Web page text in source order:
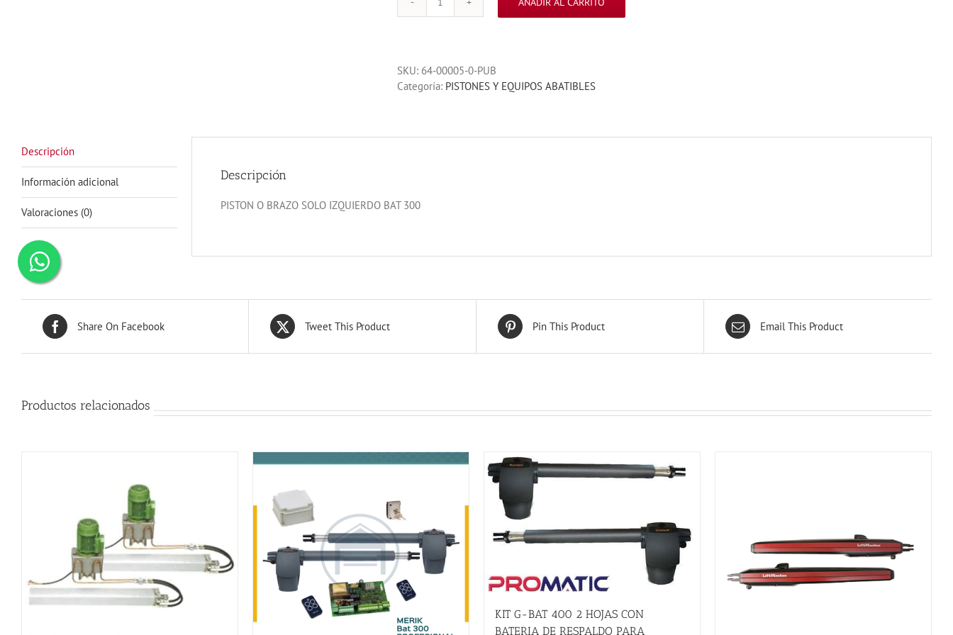
PISTON
LH
cantidad
SKU: 64-00005-0-PUB
Categoría: PISTONES Y EQUIPOS ABATIBLES
Descripción
Información adicional
Valoraciones (0)
Descripción
PISTON O BRAZO SOLO IZQUIERDO BAT 300
Share On Facebook Tweet This Product Pin This Product Email This Product
Productos relacionados
KIT G-BAT 400 2 HOJAS CON
BATERIA DE RESPALDO PARA